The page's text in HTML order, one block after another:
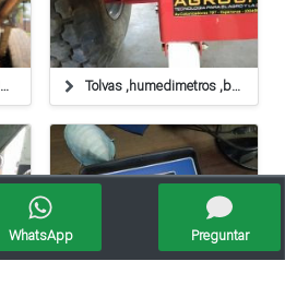
Vendo Bote Listo Para Usar!!! Tolvas ,humedimetros ,balanzas ,cables
WhatsApp Preguntar